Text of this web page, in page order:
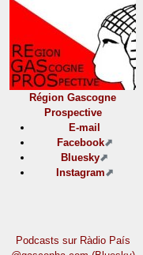
Région Gascogne
Prospective
E-mail
Facebook
Bluesky
Instagram
Podcasts sur Ràdio País